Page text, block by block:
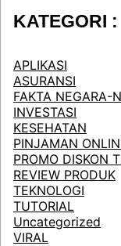
KATEGORI :
APLIKASI
ASURANSI
FAKTA NEGARA-
INVESTASI
KESEHATAN
PINJAMAN
PROMO DISKON
REVIEW PRODUK
TEKNOLOGI
TUTORIAL
Uncategorized
VIRAL